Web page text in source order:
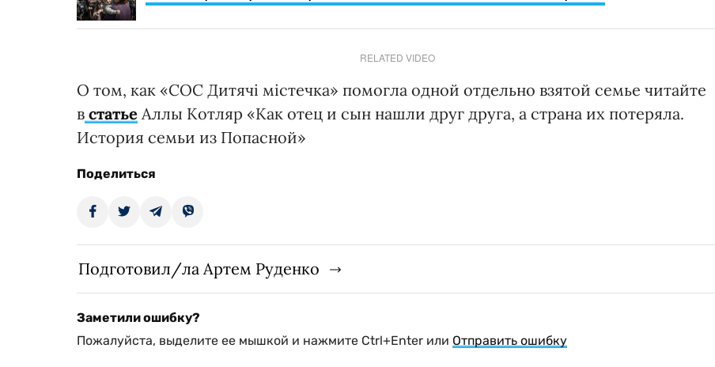
RELATED VIDEO
О том, как «СОС Дитячі містечка» помогла одной отдельно взятой семье читайте
в статье Аллы Котляр «Как отец и сын нашли друг друга, а страна их потеряла.
История семьи из Попасной»
Поделиться
Подготовил/ла Артем Руденко
Заметили ошибку?
Пожалуйста, выделите ее мышкой и нажмите Ctrl+Enter или Отправить ошибку